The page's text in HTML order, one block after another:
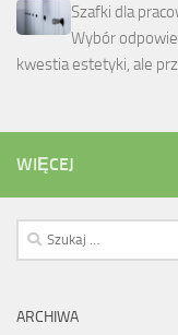
Szafki dla
Wybór
kwestia estetyki, ale
WIĘCEJ
Szukaj:
ARCHIWA